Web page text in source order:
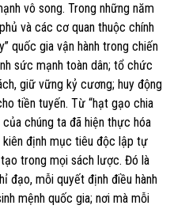
vô song. Trong những năm
và các cơ quan thuộc chính
quốc gia vận hành trong chiến
sức mạnh toàn dân; tổ chức
giữ vững kỷ cương; huy động
tiền tuyến. Từ “hạt gạo chia
của chúng ta đã hiện thực hóa
kiên định mục tiêu độc lập tự
trong mọi sách lược. Đó là
đạo, mỗi quyết định điều hành
mệnh quốc gia; nơi mà mỗi